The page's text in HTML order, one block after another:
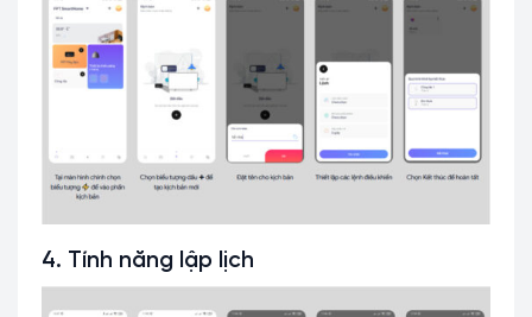
4. Tính năng lập lịch